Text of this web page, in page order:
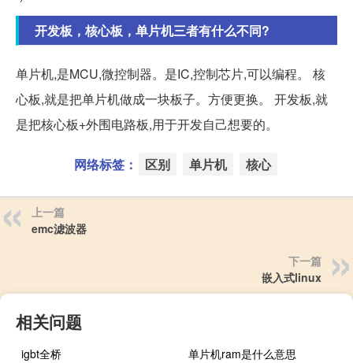
开发板，核心板，单片机三者有什么不同?
单片机,是MCU,微控制器。是IC,控制芯片,可以编程。 核
心板,就是把单片机做成一块板子。方便更换。 开发板,就
是把核心板+外围电路板,用于开发自己想要的。
网络标签： 区别 单片机 核心
上一篇
emc滤波器
下一篇
嵌入式linux
相关问题
igbt全桥
单片机ram是什么意思